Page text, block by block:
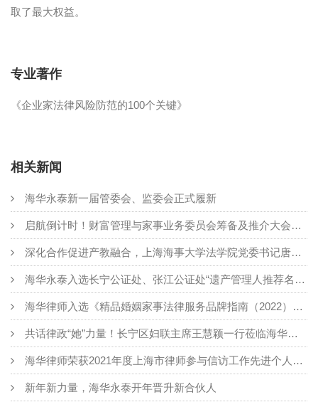
取了最大权益。
专业著作
《企业家法律风险防范的100个关键》
相关新闻
海华永泰新一届管委会、监委会正式履新
启航倒计时！财富管理与家事业务委员会筹备及推介大会举行
深化合作促进产教融合，上海海事大学法学院党委书记唐永忠一行到访海华永泰
海华永泰入选长宁公证处、张江公证处“遗产管理人推荐名录”
海华律师入选《精品婚姻家事法律服务品牌指南（2022）》品牌之星之匠心律师
共话律政“她”力量！长宁区妇联主席王慧颖一行莅临海华永泰指导交流
海华律师荣获2021年度上海市律师参与信访工作先进个人称号
新年新力量，海华永泰开年晋升新合伙人